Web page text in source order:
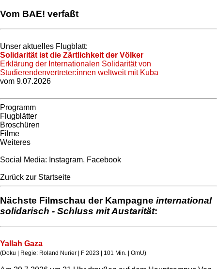
Vom BAE! verfaßt
Unser aktuelles Flugblatt:
Solidarität ist die Zärtlichkeit der Völker
Erklärung der Internationalen Solidarität von
Studierendenvertreter:innen weltweit mit Kuba
vom 9.07.2026
Programm
Flugblätter
Broschüren
Filme
Weiteres
Social Media: Instagram, Facebook
Zurück zur Startseite
Nächste Filmschau der Kampagne international
solidarisch - Schluss mit Austarität:
Yallah Gaza
(Doku | Regie: Roland Nurier | F 2023 | 101 Min. | OmU)